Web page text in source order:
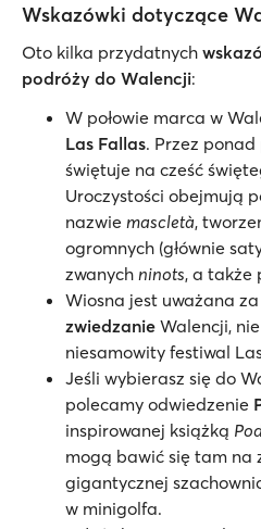
Wskazówki dotyczące
Oto kilka przydatnych
podróży do Walencji:
W połowie marca w
Las Fallas. Przez ponad
świętuje na cześć
Uroczystości obejmują
nazwie mascletà,
ogromnych (głównie
zwanych ninots, a także
Wiosna jest uważana za
zwiedzanie Walencji,
niesamowity festiwal
Jeśli wybierasz się do
polecamy odwiedzenie
inspirowanej książką
mogą bawić się tam na
gigantycznej
w minigolfa.